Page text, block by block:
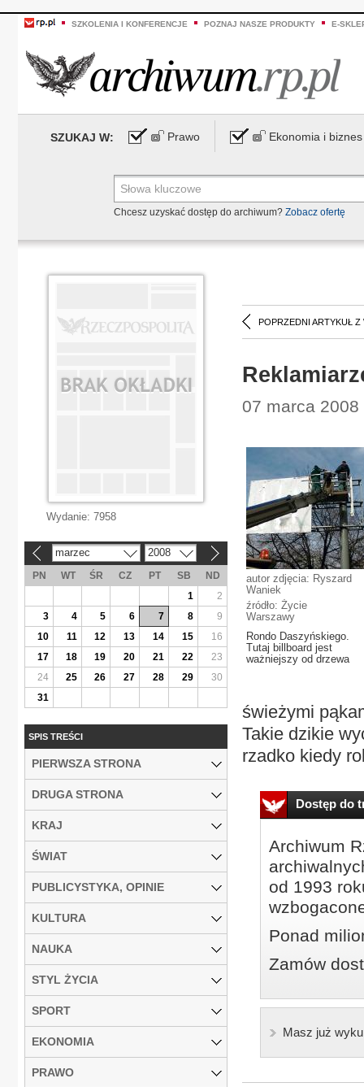
SZKOLENIA I KONFERENCJE POZNAJ NASZE PRODUKTY E-
SZUKAJ W: Prawo Ekonomia i biznes
Chcesz uzyskać dostęp do archiwum? Zobacz ofertę
POPRZEDNI ARTYKUŁ Z
07 marca
autor zdjęcia: Ryszard
Waniek
źródło: Życie
Warszawy
Rondo Daszyńskiego.
Tutaj billboard jest
ważniejszy od drzewa
świeżymi
Takie dzikie
rzadko kiedy
Dostęp do
Archiwum
od 1993
Ponad
Zamów
Masz już
Wydanie: 7958
marzec 2008
PN WT ŚR CZ PT SB
ND
1
2
3
4 5 6 7 8
9
10
11 12 13 14 15
16
17
18 19 20 21 22
23
24
25 26 27 28 29
30
31
SPIS TREŚCI
PIERWSZA STRONA
DRUGA STRONA
KRAJ
ŚWIAT
PUBLICYSTYKA, OPINIE
KULTURA
NAUKA
STYL ŻYCIA
SPORT
EKONOMIA
PRAWO